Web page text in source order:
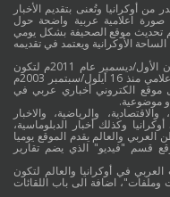
من أوكرانيا وتُعنى بتقديم الأخبار
صورة اعلامية عربية واضحة حول
تحديث موقع الصحيفة بشكل يومي
الأوكرانية ويعتمد في تقديمه
وقد جائت انطلاقة "أوكرانيا بالعربية" في 16 كانون الأول/ديسمبر عام 2011م لتكون
امتدادا للموقع العربي الاوكراني والذي بدأ عمله الاعلامي منذ 16 أيلول/سبتمبر 2003م
موقع الكتروني أخباري عربي في
و موضوعية.
والرياضية، والاخبار
وكذلك أخبار الدبلوماسية،
والعالم يقدم الموقع يوميا
قسم "فيديو" الذي يضم تقارير
العربي في أوكرانيا والعالم لتكون
وملفات"، اضافة الى باب اللقائات